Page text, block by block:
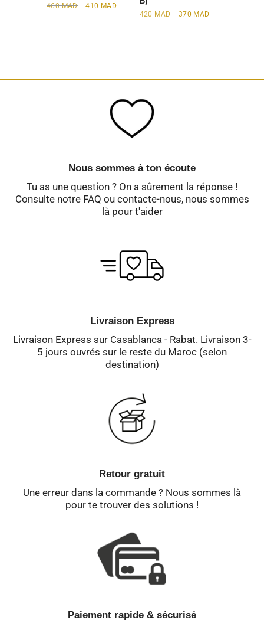
460MAD 410 MAD
420MAD 370 MAD
Nous sommes à ton écoute
Tu as une question ? On a sûrement la réponse !
Consulte notre FAQ ou contacte-nous, nous sommes
là pour t'aider
Livraison Express
Livraison Express sur Casablanca - Rabat. Livraison 3-
5 jours ouvrés sur le reste du Maroc (selon
destination)
Retour gratuit
Une erreur dans la commande ? Nous sommes là
pour te trouver des solutions !
Paiement rapide & sécurisé